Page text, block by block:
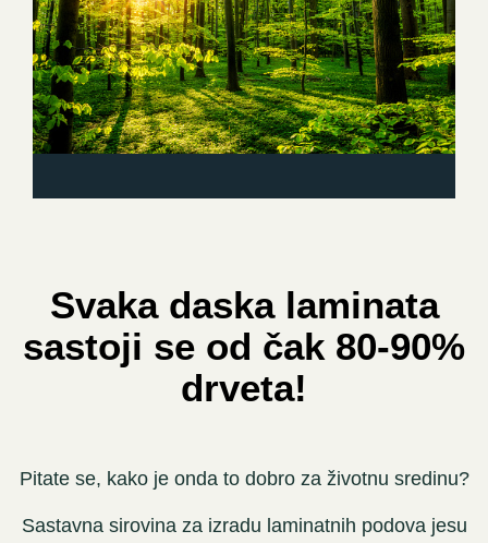
Svaka daska laminata
sastoji se od čak 80-90%
drveta!
Pitate se, kako je onda to dobro za životnu sredinu?
Sastavna sirovina za izradu laminatnih podova jesu